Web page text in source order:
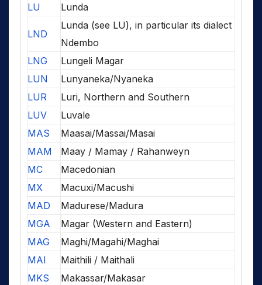
LU
Lunda
LND
Lunda (see LU), in particular its dialect
Ndembo
LNG
Lungeli Magar
LUN
Lunyaneka/Nyaneka
LUR
Luri, Northern and Southern
LUV
Luvale
MAS
Maasai/Massai/Masai
MAM
Maay / Mamay / Rahanweyn
MC
Macedonian
MX
Macuxi/Macushi
MAD
Madurese/Madura
MGA
Magar (Western and Eastern)
MAG
Maghi/Magahi/Maghai
MAI
Maithili / Maithali
MKS
Makassar/Makasar